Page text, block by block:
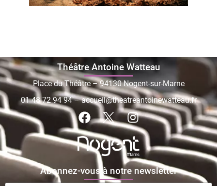
Théâtre Antoine Watteau
Place du Théâtre – 94130 Nogent-sur-Marne
01 48 72 94 94–accueil@theatreantoinewatteau.fr
Abonnez-vous à notre newsletter